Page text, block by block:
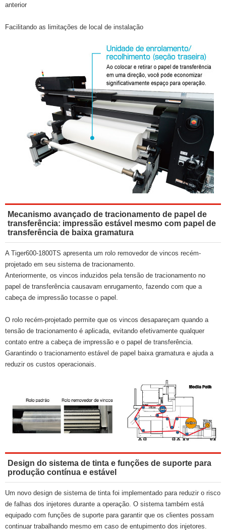
anterior
Facilitando as limitações de local de instalação
Mecanismo avançado de tracionamento de papel de
transferência: impressão estável mesmo com papel de
transferência de baixa gramatura
A Tiger600-1800TS apresenta um rolo removedor de vincos recém-
projetado em seu sistema de tracionamento.
Anteriormente, os vincos induzidos pela tensão de tracionamento no
papel de transferência causavam enrugamento, fazendo com que a
cabeça de impressão tocasse o papel.
O rolo recém-projetado permite que os vincos desapareçam quando a
tensão de tracionamento é aplicada, evitando efetivamente qualquer
contato entre a cabeça de impressão e o papel de transferência.
Garantindo o tracionamento estável de papel baixa gramatura e ajuda a
reduzir os custos operacionais.
Design do sistema de tinta e funções de suporte para
produção contínua e estável
Um novo design de sistema de tinta foi implementado para reduzir o risco
de falhas dos injetores durante a operação. O sistema também está
equipado com funções de suporte para garantir que os clientes possam
continuar trabalhando mesmo em caso de entupimento dos injetores.